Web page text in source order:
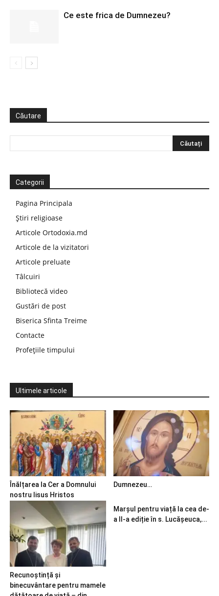
Ce este frica de Dumnezeu?
Căutare
Categorii
Pagina Principala
Știri religioase
Articole Ortodoxia.md
Articole de la vizitatori
Articole preluate
Tâlcuiri
Bibliotecă video
Gustări de post
Biserica Sfinta Treime
Contacte
Profețiile timpului
Ultimele articole
Înălțarea la Cer a Domnului
nostru Iisus Hristos
Dumnezeu…
Recunoștință și
binecuvântare pentru mamele
Marșul pentru viață la cea de-
a II-a ediție în s. Lucășeuca,...